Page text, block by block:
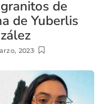
de
de Yuberlis
2023